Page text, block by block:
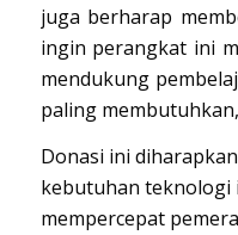
juga berharap
ingin perangkat ini
mendukung
paling
Donasi ini
kebutuhan teknologi
mempercepat